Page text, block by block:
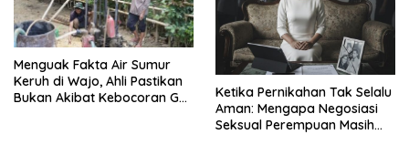
Menguak Fakta Air Sumur
Keruh di Wajo, Ahli Pastikan
Bukan Akibat Kebocoran Gas
Ketika Pernikahan Tak Selalu
Aman: Mengapa Negosiasi
Seksual Perempuan Masih